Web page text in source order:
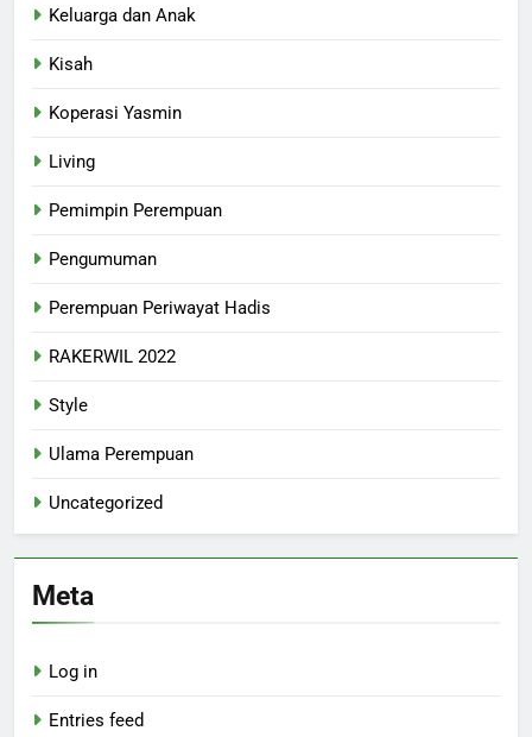
Keluarga dan Anak
Kisah
Koperasi Yasmin
Living
Pemimpin Perempuan
Pengumuman
Perempuan Periwayat Hadis
RAKERWIL 2022
Style
Ulama Perempuan
Uncategorized
Meta
Log in
Entries feed